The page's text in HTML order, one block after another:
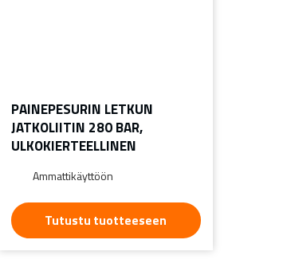
PAINEPESURIN LETKUN
JATKOLIITIN 280 BAR,
ULKOKIERTEELLINEN
Ammattikäyttöön
Tutustu tuotteeseen